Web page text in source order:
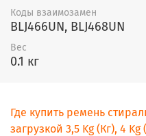
Коды взаимозамен
BLJ466UN, BLJ468UN
Вес
0.1 кг
Где купить ремень
загрузкой 3,5 Kg (Кг), 4 Kg